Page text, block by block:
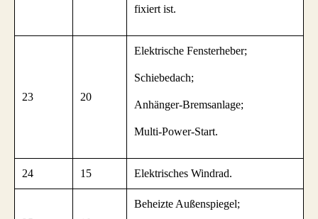
fixiert ist.
23 20
Elektrische Fensterheber;
Schiebedach;
Anhänger-Bremsanlage;
Multi-Power-Start.
24 15 Elektrisches Windrad.
Beheizte Außenspiegel;